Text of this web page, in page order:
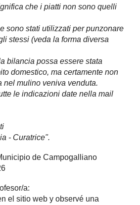
che i piatti non sono quelli
sono stati utilizzati per punzonare
stessi (veda la forma diversa
bilancia possa essere stata
domestico, ma certamente non
nel mulino veniva venduta.
le indicazioni date nella mail
- Curatrice".
de Campogalliano
a:
el sitio web y observé una